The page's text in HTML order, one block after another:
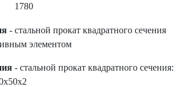
1780
- стальной прокат квадратного сечения
элементом
- стальной прокат квадратного сечения: